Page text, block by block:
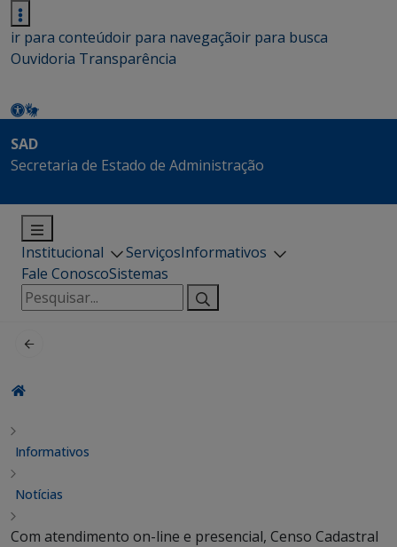
ir para conteúdoir para navegaçãoir para busca
Ouvidoria Transparência
SAD
Secretaria de Estado de Administração
Institucional ServiçosInformativos
Fale ConoscoSistemas
Pesquisar
por:
Informativos
Notícias
Com atendimento on-line e presencial, Censo Cadastral